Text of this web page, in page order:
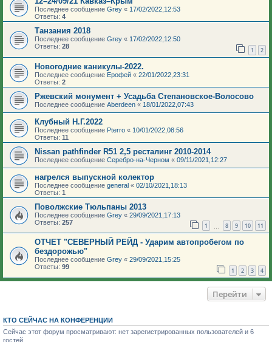
Последнее сообщение Grey « 17/02/2022,12:53
Ответы: 4
Танзания 2018
Последнее сообщение Grey « 17/02/2022,12:50
Ответы: 28 1 2
Новогодние каникулы-2022.
Последнее сообщение Ерофей « 22/01/2022,23:31
Ответы: 2
Ржевский монумент + Усадьба Степановское-Волосово
Последнее сообщение Aberdeen « 18/01/2022,07:43
Клубный Н.Г.2022
Последнее сообщение Pterro « 10/01/2022,08:56
Ответы: 11
Nissan pathfinder R51 2,5 ресталинг 2010-2014
Последнее сообщение Серебро-на-Черном « 09/11/2021,12:27
нагрелся выпускной колектор
Последнее сообщение general « 02/10/2021,18:13
Ответы: 1
Поволжские Тюльпаны 2013
Последнее сообщение Grey « 29/09/2021,17:13
Ответы: 257 1 8 9 10 11
ОТЧЕТ "СЕВЕРНЫЙ РЕЙД - Ударим автопробегом по
бездорожью"
Последнее сообщение Grey « 29/09/2021,15:25
Ответы: 99 1 2 3 4
Перейти
КТО СЕЙЧАС НА КОНФЕРЕНЦИИ
Сейчас этот форум просматривают: нет зарегистрированных пользователей и 6
гостей